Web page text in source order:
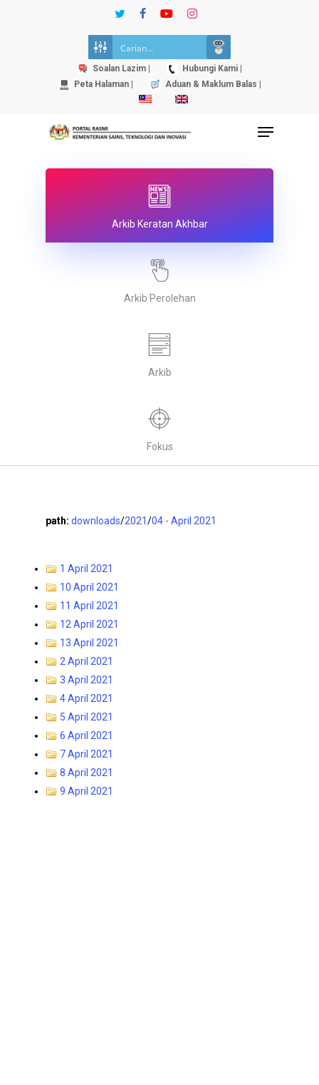
twitterfacebookyoutubeinstagram
Soalan Lazim |
Hubungi Kami |
Peta Halaman |
Aduan & Maklum Balas |
Menu
Arkib Keratan Akhbar
Arkib Perolehan
Arkib
Fokus
path: downloads/2021/04 - April 2021
1 April 2021
10 April 2021
11 April 2021
12 April 2021
13 April 2021
2 April 2021
3 April 2021
4 April 2021
5 April 2021
6 April 2021
7 April 2021
8 April 2021
9 April 2021